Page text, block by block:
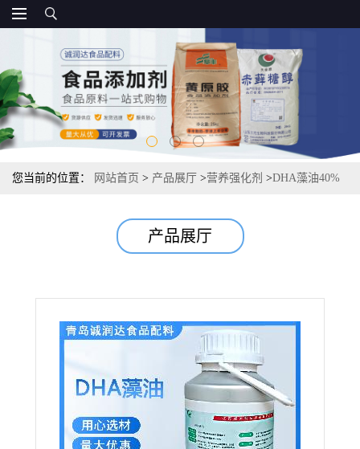
您当前的位置： 网站首页 > 产品展厅 >营养强化剂 >DHA藻油40%
产品展厅